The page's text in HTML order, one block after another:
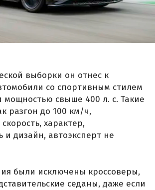
выборки он отнес к
со спортивным стилем
мощностью свыше 400 л. с. Такие
разгон до 100 км/ч,
характер,
и дизайн, автоэксперт не
были исключены кроссоверы,
седаны, даже если